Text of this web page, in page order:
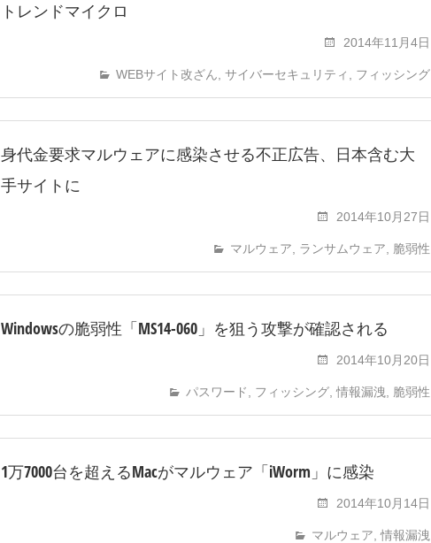
トレンドマイクロ
2014年11月4日
WEBサイト改ざん ,サイバーセキュリティ フィッシング
身代金要求マルウェアに感染させる不正広告、日本含む大
手サイトに
2014年10月27日
マルウェア ランサムウェア 脆弱性
Windowsの脆弱性「MS14-060」を狙う攻撃が確認される
2014年10月20日
パスワード フィッシング ,情報漏洩 脆弱性
1万7000台を超えるMacがマルウェア「iWorm」に感染
2014年10月14日
マルウェア ,情報漏洩